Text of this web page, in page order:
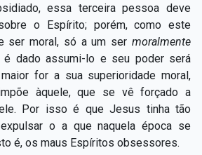
essa terceira pessoa deve
o Espírito; porém, como este
ser moral, só a um ser moralmente
dado assumi-lo e seu poder será
for a sua superioridade moral,
àquele, que se vê forçado a
Por isso é que Jesus tinha tão
o a que naquela época se
é, os maus Espíritos obsessores.